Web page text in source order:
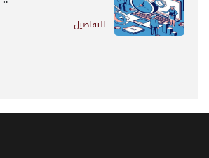
التفاصيل